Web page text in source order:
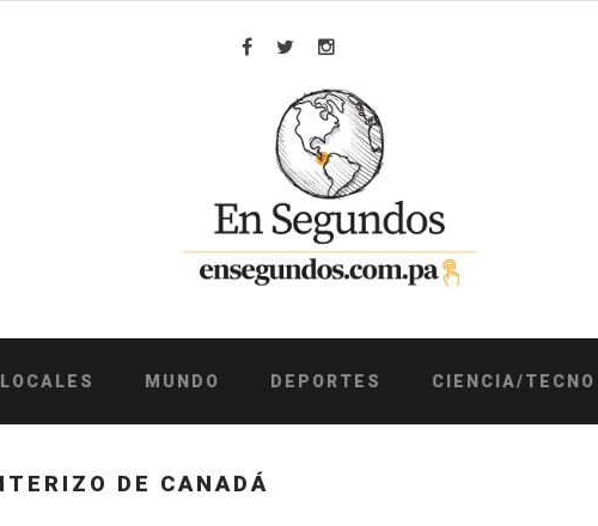
Facebook
TwitterInstagram
LOCALES MUNDO DEPORTES CIENCIA/TECNO
DE CANADÁ